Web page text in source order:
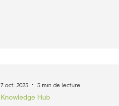
Knowledge Hub
7 oct. 2025 5 min de lecture